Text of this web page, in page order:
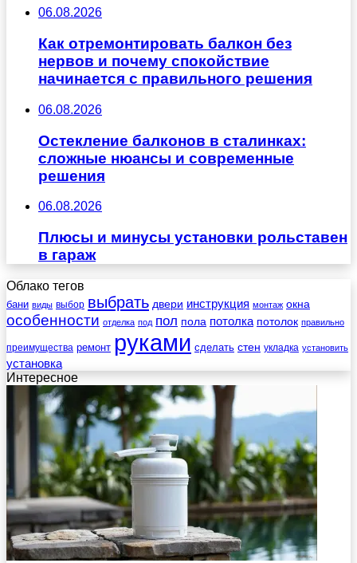
06.08.2026
Как отремонтировать балкон без
нервов и почему спокойствие
начинается с правильного решения
06.08.2026
Остекление балконов в сталинках:
сложные нюансы и современные
решения
06.08.2026
Плюсы и минусы установки рольставен
в гараж
Облако тегов
бани виды выбор выбрать двери инструкция монтаж окна
особенности отделка под пол пола потолка потолок правильно
преимущества ремонт руками сделать стен укладка установить
установка
Интересное